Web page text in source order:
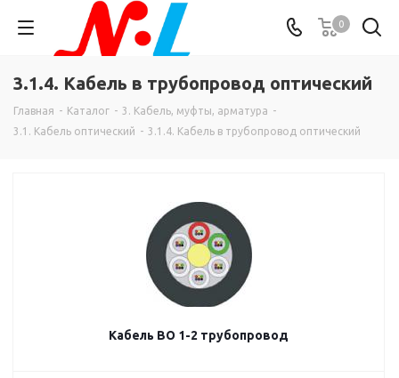
0
3.1.4. Кабель в трубопровод оптический
Главная - Каталог - 3. Кабель, муфты, арматура -
3.1. Кабель оптический - 3.1.4. Кабель в трубопровод оптический
Кабель ВО 1-2 трубопровод